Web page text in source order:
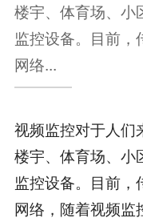
楼宇、体育场、小
监控设备。目前
网络...
视频监控对于人们
楼宇、体育场、小
监控设备。目前
网络，随着视频监